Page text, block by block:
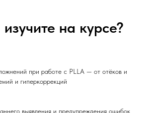
на курсе?
при работе с PLLA — от отёков и
и гиперкоррекций
выявления и предупреждения ошибок